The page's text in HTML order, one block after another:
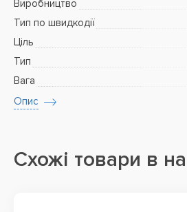
Виробництво
Тип по швидкодії
Ціль
Тип
Вага
Опис
Схожі товари в